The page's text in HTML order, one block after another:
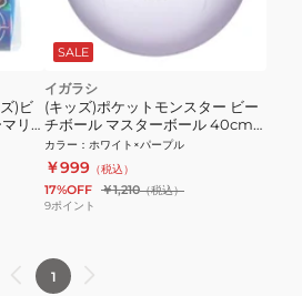
)ビ
リ
SALE
イガラシ
(キッズ)ポケットモンスター ビー
チボール マスターボール 40cm
AHB-MA4
カラー ： ホワイト×パープル
￥999 （税込）
17%OFF ￥1,210（税込）
9ポイント
1